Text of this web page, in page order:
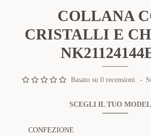
COLLANA
CRISTALLI E
Basato su 0 recensioni. -
SCEGLI IL TUO
CONFEZIONE